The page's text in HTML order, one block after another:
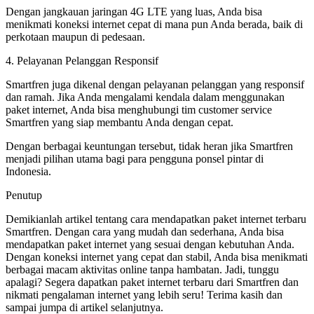
Dengan jangkauan jaringan 4G LTE yang luas, Anda bisa
menikmati koneksi internet cepat di mana pun Anda berada, baik di
perkotaan maupun di pedesaan.
4. Pelayanan Pelanggan Responsif
Smartfren juga dikenal dengan pelayanan pelanggan yang responsif
dan ramah. Jika Anda mengalami kendala dalam menggunakan
paket internet, Anda bisa menghubungi tim customer service
Smartfren yang siap membantu Anda dengan cepat.
Dengan berbagai keuntungan tersebut, tidak heran jika Smartfren
menjadi pilihan utama bagi para pengguna ponsel pintar di
Indonesia.
Penutup
Demikianlah artikel tentang cara mendapatkan paket internet terbaru
Smartfren. Dengan cara yang mudah dan sederhana, Anda bisa
mendapatkan paket internet yang sesuai dengan kebutuhan Anda.
Dengan koneksi internet yang cepat dan stabil, Anda bisa menikmati
berbagai macam aktivitas online tanpa hambatan. Jadi, tunggu
apalagi? Segera dapatkan paket internet terbaru dari Smartfren dan
nikmati pengalaman internet yang lebih seru! Terima kasih dan
sampai jumpa di artikel selanjutnya.